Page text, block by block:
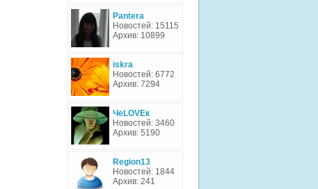
Pantera
Новостей: 15115
Архив: 10899
iskra
Новостей: 6772
Архив: 7294
ЧеLOVEк
Новостей: 3460
Архив: 5190
Region13
Новостей: 1844
Архив: 241